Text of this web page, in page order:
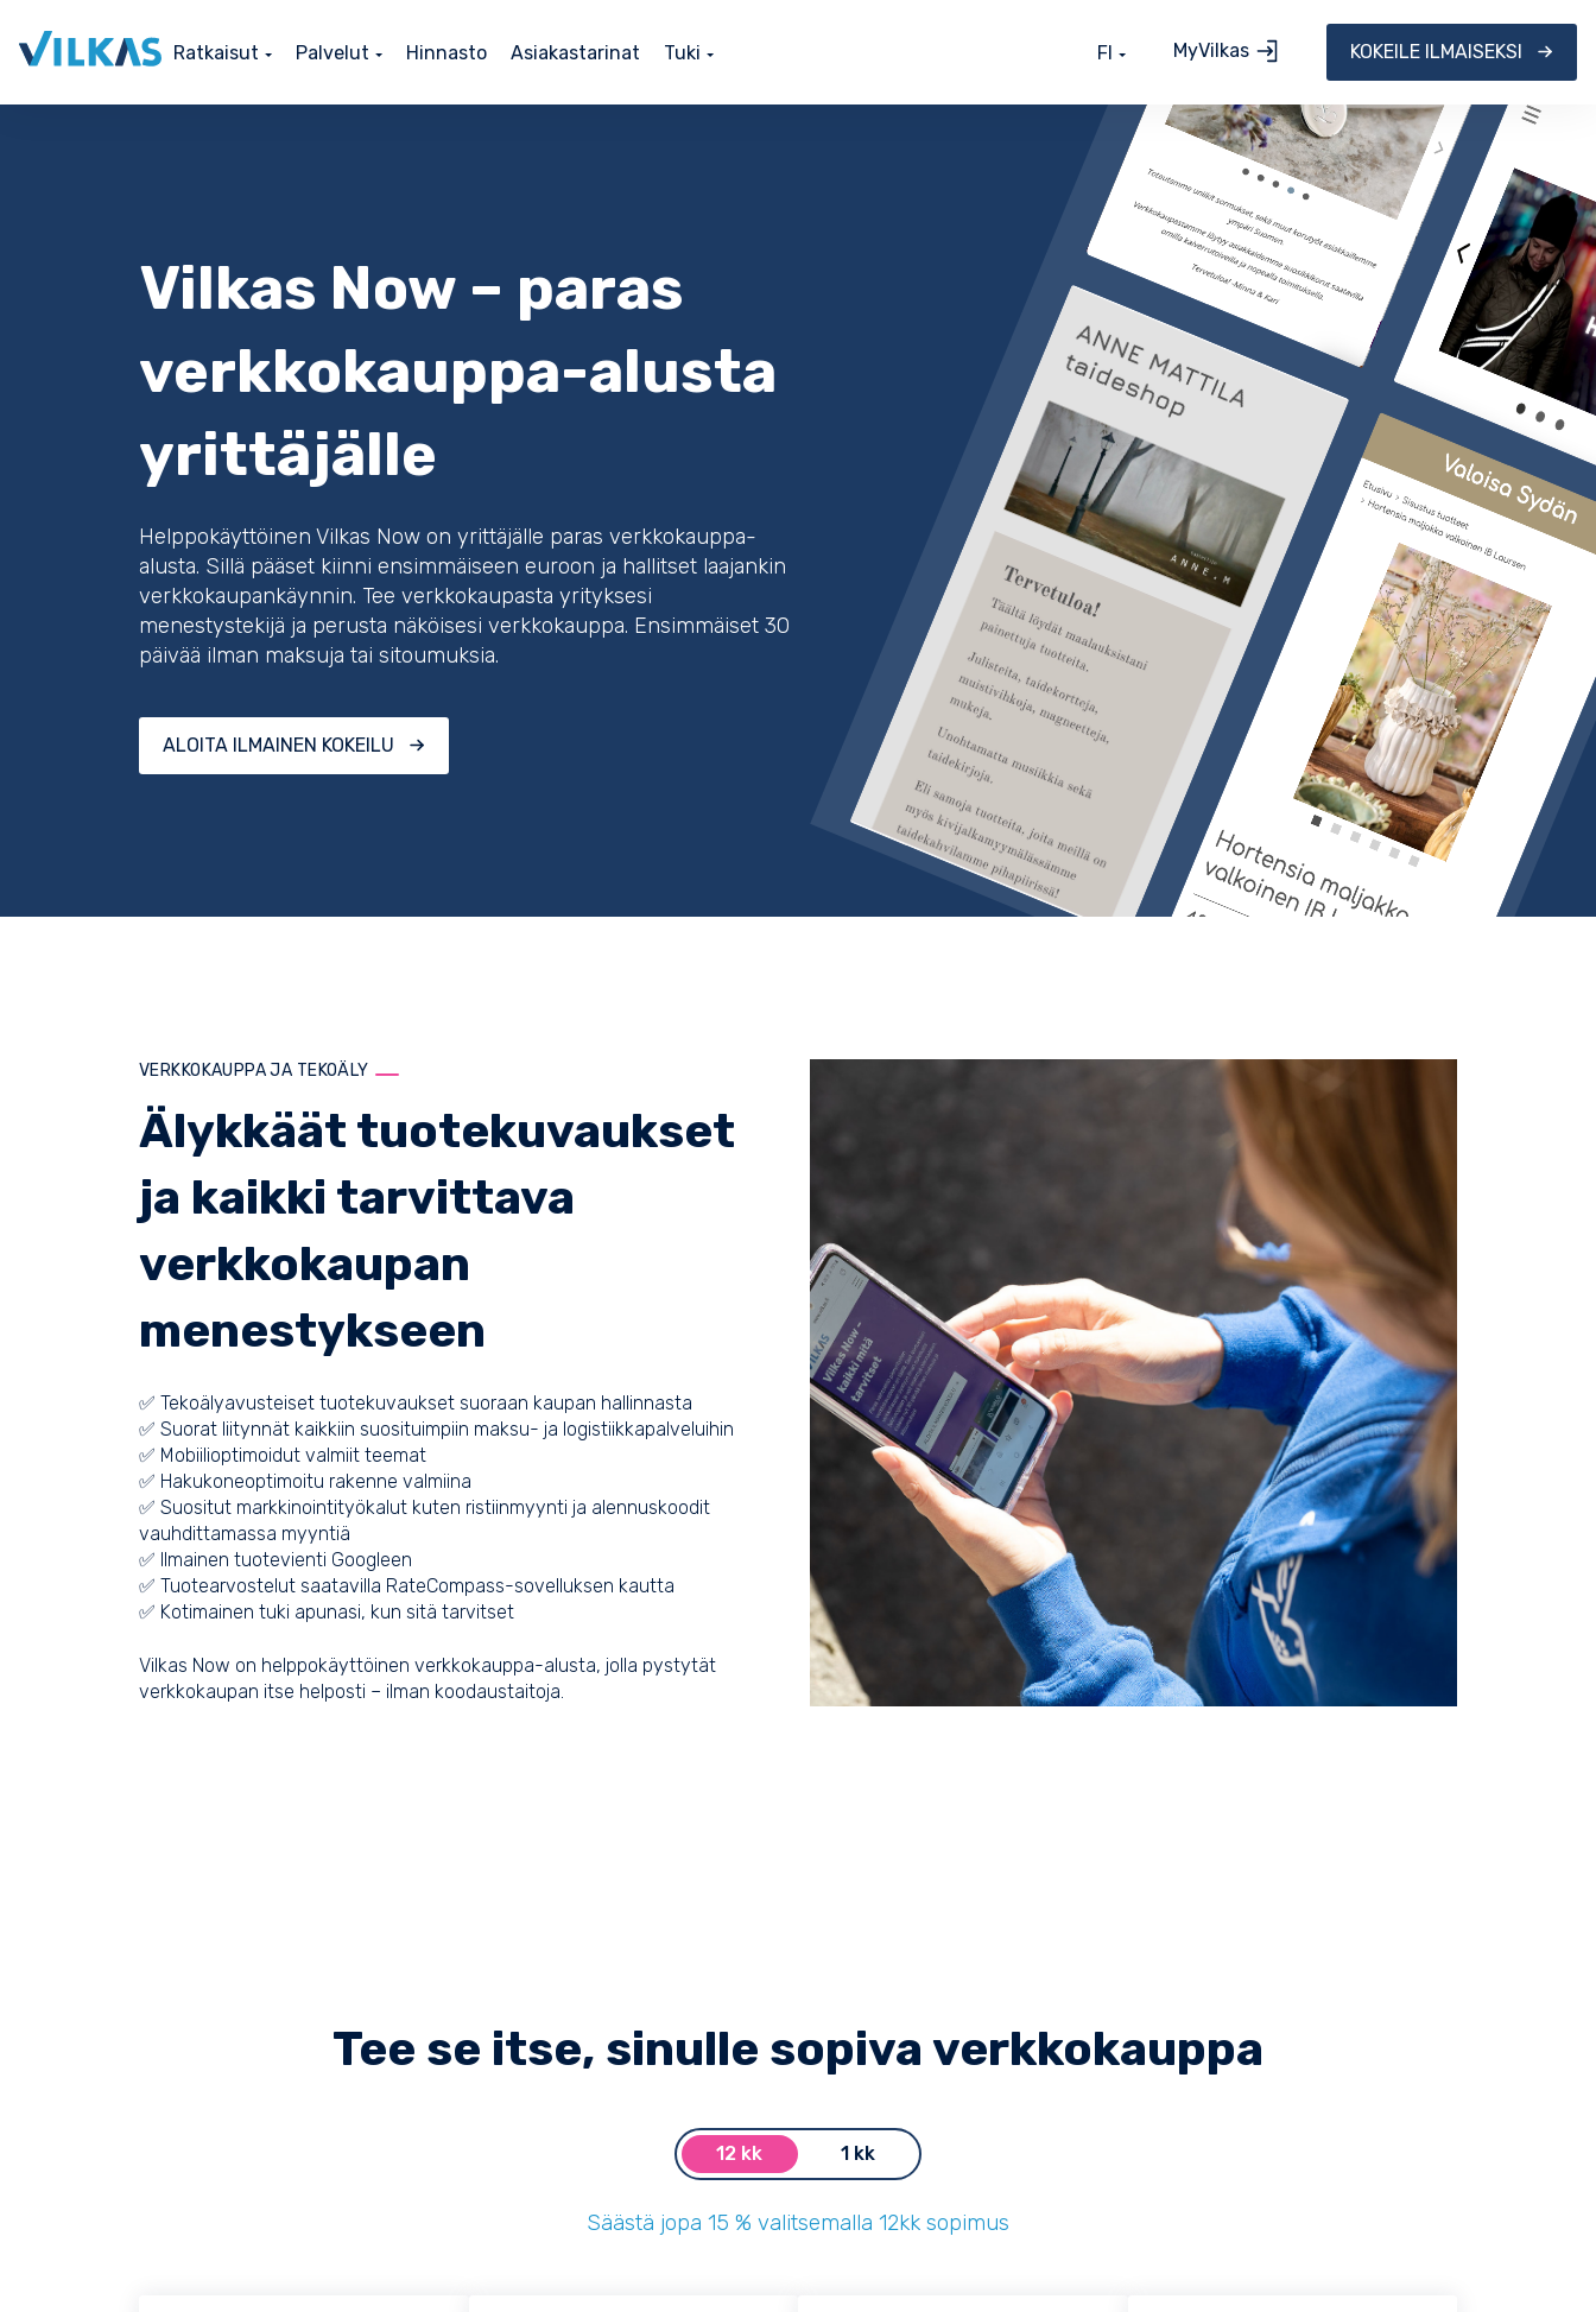
Ratkaisut Palvelut Hinnasto Asiakastarinat Tuki FI MyVilkas KOKEILE ILMAISEKSI
Vilkas Now – paras
verkkokauppa-alusta
yrittäjälle
Helppokäyttöinen Vilkas Now on yrittäjälle paras verkkokauppa-
alusta. Sillä pääset kiinni ensimmäiseen euroon ja hallitset laajankin
verkkokaupankäynnin. Tee verkkokaupasta yrityksesi
menestystekijä ja perusta näköisesi verkkokauppa. Ensimmäiset 30
päivää ilman maksuja tai sitoumuksia.
ALOITA ILMAINEN KOKEILU
VERKKOKAUPPA JA TEKOÄLY
Älykkäät tuotekuvaukset
ja kaikki tarvittava
verkkokaupan
menestykseen
✅ Tekoälyavusteiset tuotekuvaukset suoraan kaupan hallinnasta
✅ Suorat liitynnät kaikkiin suosituimpiin maksu- ja logistiikkapalveluihin
✅ Mobiilioptimoidut valmiit teemat
✅ Hakukoneoptimoitu rakenne valmiina
✅ Suositut markkinointityökalut kuten ristiinmyynti ja alennuskoodit
vauhdittamassa myyntiä
✅ Ilmainen tuotevienti Googleen
✅ Tuotearvostelut saatavilla RateCompass-sovelluksen kautta
✅ Kotimainen tuki apunasi, kun sitä tarvitset
Vilkas Now on helppokäyttöinen verkkokauppa-alusta, jolla pystytät
verkkokaupan itse helposti – ilman koodaustaitoja.
Tee se itse, sinulle sopiva verkkokauppa
12 kk 1 kk
Säästä jopa 15 % valitsemalla 12kk sopimus